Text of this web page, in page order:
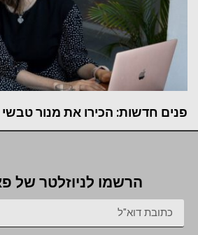
פנים חדשות: הכירו את מנור טבשי
הרשמו לניוזלטר של